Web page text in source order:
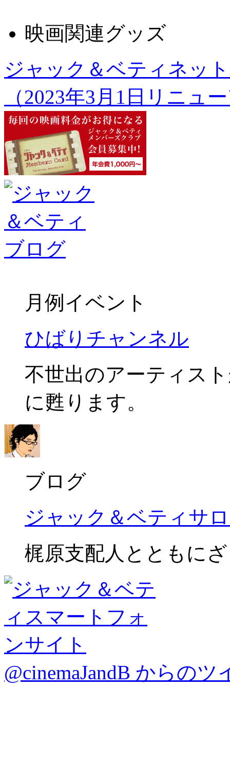
映画関連グッズ
ジャック＆ベティネッ
（2023年3月1日リニュ
月例イベント
ひばりチャンネル
不世出のアーティス
に甦ります。
ブログ
ジャック＆ベティサ
梶原支配人とともに
@cinemaJandB からのツ